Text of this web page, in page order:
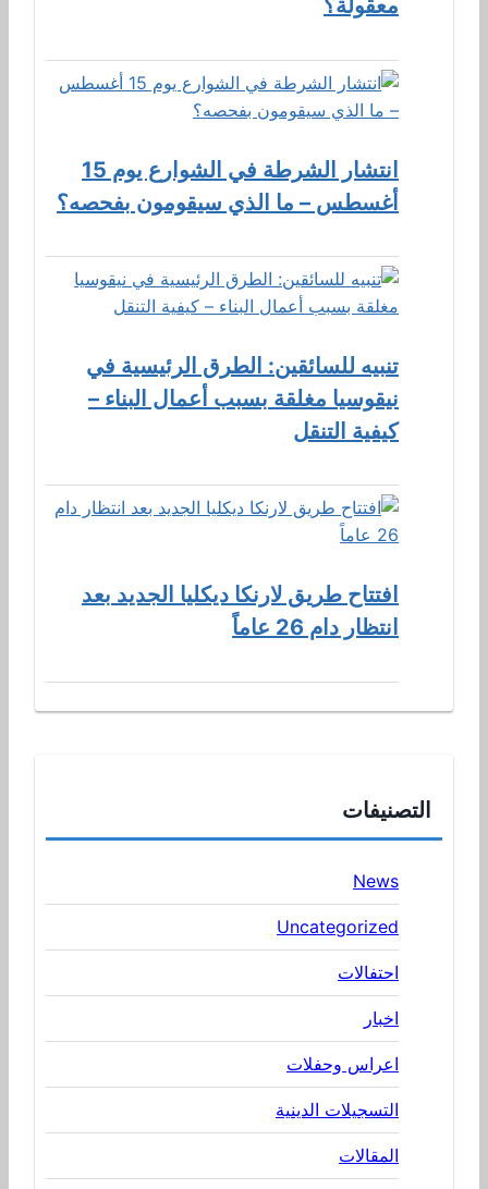
معقولة؟
انتشار الشرطة في الشوارع يوم 15
أغسطس – ما الذي سيقومون بفحصه؟
تنبيه للسائقين: الطرق الرئيسية في
نيقوسيا مغلقة بسبب أعمال البناء –
كيفية التنقل
افتتاح طريق لارنكا ديكليا الجديد بعد
انتظار دام 26 عاماً
التصنيفات
News
Uncategorized
احتفالات
اخبار
اعراس وحفلات
التسجيلات الدينية
المقالات